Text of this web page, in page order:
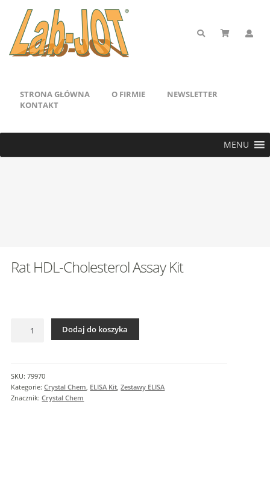
STRONA GŁÓWNA O FIRMIE
NEWSLETTER
KONTAKT
MENU
Rat HDL-Cholesterol Assay Kit
Assay
Kit
Dodaj do koszyka
SKU:79970
Kategorie:Crystal Chem ELISA Kit ,Zestawy ELISA
Znacznik:Crystal Chem